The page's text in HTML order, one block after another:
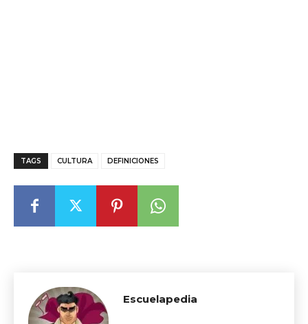
TAGS CULTURA DEFINICIONES
Escuelapedia